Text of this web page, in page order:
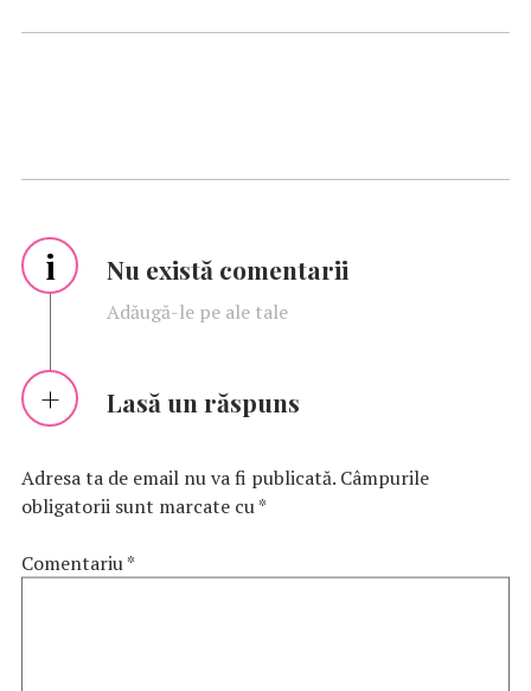
i Nu există comentarii
Adăugă-le pe ale tale
Lasă un răspuns
Adresa ta de email nu va fi publicată. Câmpurile
obligatorii sunt marcate cu*
Comentariu*